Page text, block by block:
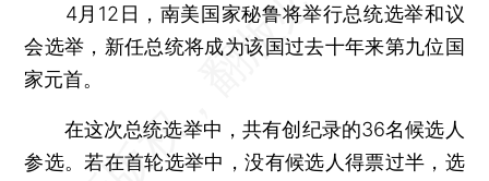
4月12日，南美国家秘鲁将举行总统选举和议
会选举，新任总统将成为该国过去十年来第九位国
家元首。
在这次总统选举中，共有创纪录的36名候选人
参选。若在首轮选举中，没有候选人得票过半，选